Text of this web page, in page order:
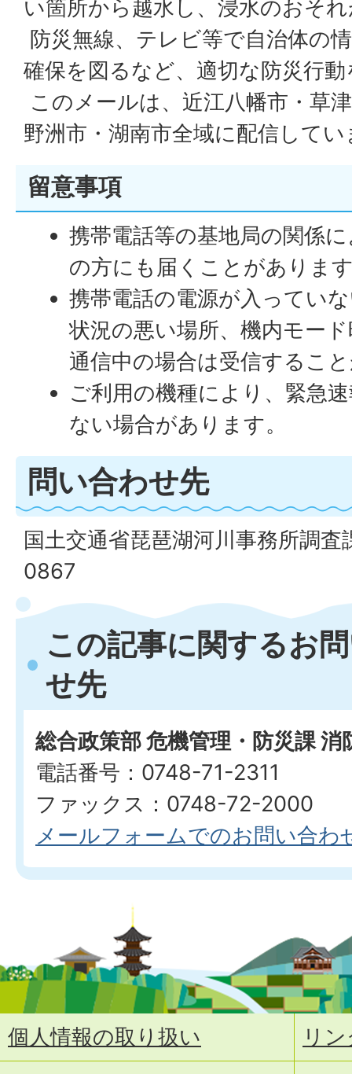
い箇所から越水し、浸水のおそ
防災無線、テレビ等で自治体の
確保を図るなど、適切な防災行
このメールは、近江八幡市・草
野洲市・湖南市全域に配信してい
留意事項
携帯電話等の基地局の関係
の方にも届くことがありま
携帯電話の電源が入ってい
状況の悪い場所、機内モー
通信中の場合は受信するこ
ご利用の機種により、緊急
ない場合があります。
問い合わせ先
国土交通省琵琶湖河川事務所調
0867
この記事に関するお
せ先
総合政策部 危機管理・防災課
電話番号：0748-71-2311
ファックス：0748-72-2000
メールフォームでのお問い合わ
個人情報の取り扱い
リ